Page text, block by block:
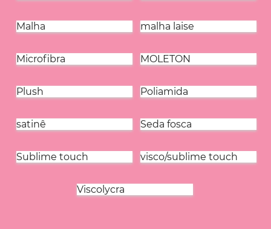
Malha malha laise
Microfibra MOLETON
Plush Poliamida
satinê Seda fosca
Sublime touch visco/sublime touch
Viscolycra